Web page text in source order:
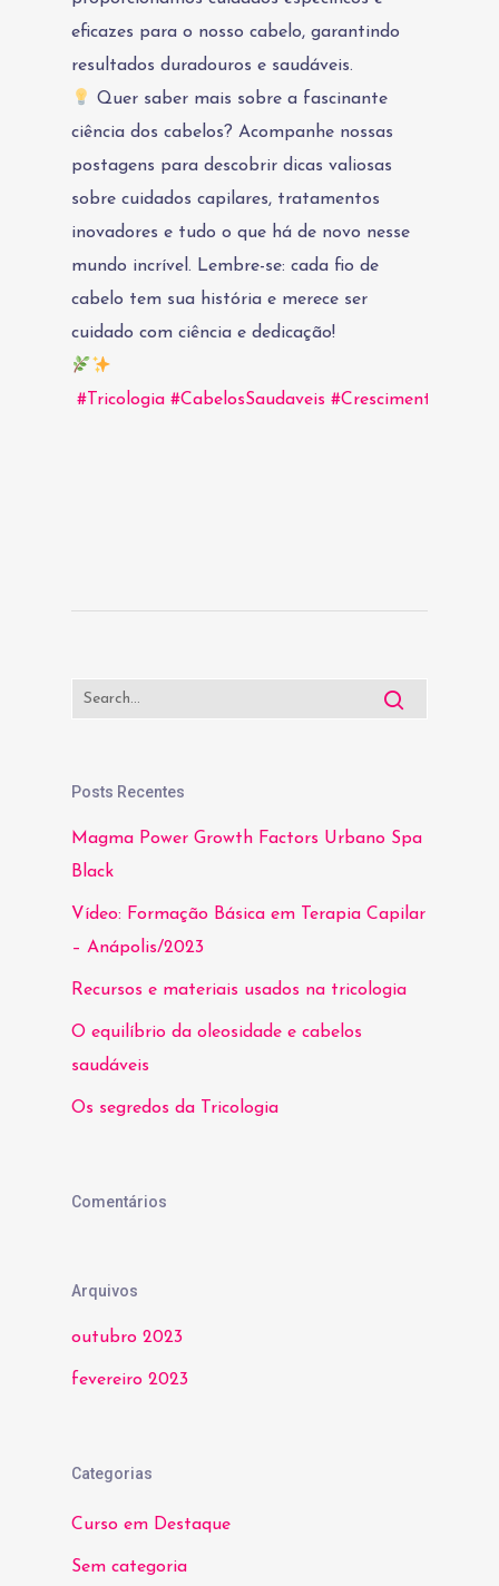
eficazes para o nosso cabelo, garantindo
resultados duradouros e saudáveis.
Quer saber mais sobre a fascinante
ciência dos cabelos? Acompanhe nossas
postagens para descobrir dicas valiosas
sobre cuidados capilares, tratamentos
inovadores e tudo o que há de novo nesse
mundo incrível. Lembre-se: cada fio de
cabelo tem sua história e merece ser
cuidado com ciência e dedicação!
#Tricologia #CabelosSaudaveis #CrescimentoCapilar
Posts Recentes
Magma Power Growth Factors Urbano Spa
Black
Vídeo: Formação Básica em Terapia Capilar
– Anápolis/2023
Recursos e materiais usados na tricologia
O equilíbrio da oleosidade e cabelos
saudáveis
Os segredos da Tricologia
Comentários
Arquivos
outubro 2023
fevereiro 2023
Categorias
Curso em Destaque
Sem categoria